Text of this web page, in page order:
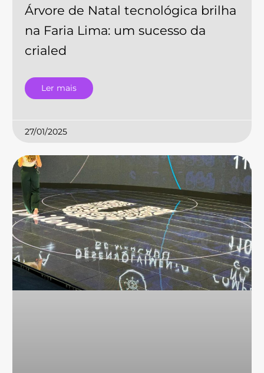
Árvore de Natal tecnológica brilha
na Faria Lima: um sucesso da
crialed
Ler mais
27/01/2025